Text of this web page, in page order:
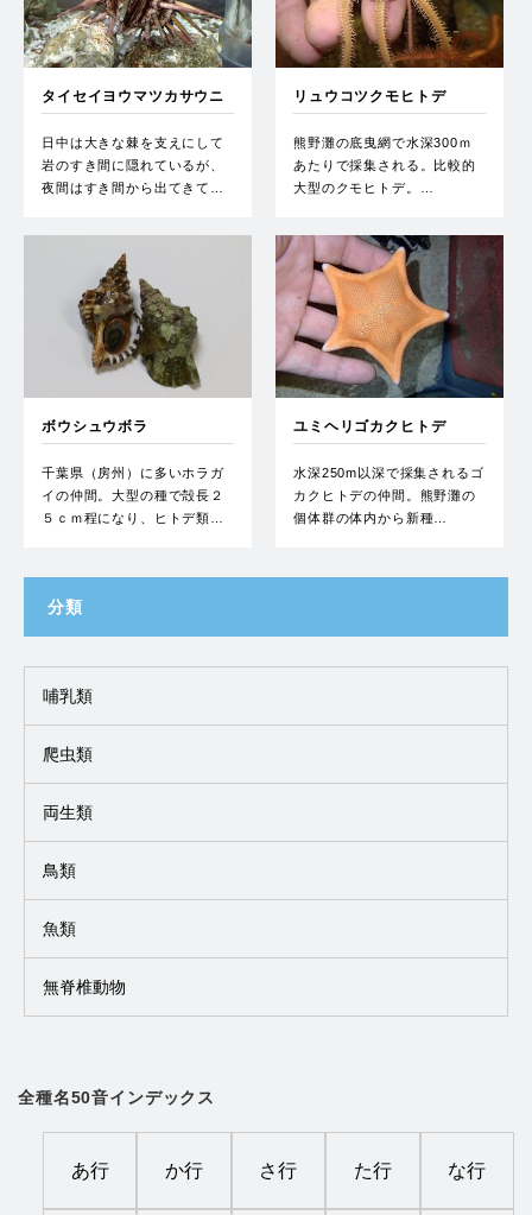
タイセイヨウマツカサウニ
日中は大きな棘を支えにして
岩のすき間に隠れているが、
夜間はすき間から出てきて…
リュウコツクモヒトデ
熊野灘の底曳網で水深300ｍ
あたりで採集される。比較的
大型のクモヒトデ。…
ボウシュウボラ
千葉県（房州）に多いホラガ
イの仲間。大型の種で殻長２
５ｃｍ程になり、ヒトデ類…
ユミヘリゴカクヒトデ
水深250m以深で採集されるゴ
カクヒトデの仲間。熊野灘の
個体群の体内から新種…
分類
哺乳類
爬虫類
両生類
鳥類
魚類
無脊椎動物
全種名50音インデックス
あ行 か行 さ行 た行 な行